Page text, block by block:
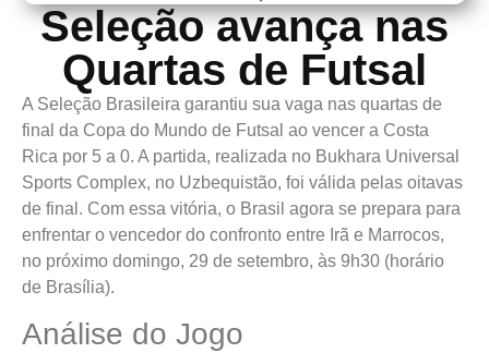
Seleção avança nas
Quartas de Futsal
A Seleção Brasileira garantiu sua vaga nas quartas de
final da Copa do Mundo de Futsal ao vencer a Costa
Rica por 5 a 0. A partida, realizada no Bukhara Universal
Sports Complex, no Uzbequistão, foi válida pelas oitavas
de final. Com essa vitória, o Brasil agora se prepara para
enfrentar o vencedor do confronto entre Irã e Marrocos,
no próximo domingo, 29 de setembro, às 9h30 (horário
de Brasília).
Análise do Jogo